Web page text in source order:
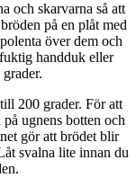
och skarvarna så att
på en plåt med
över dem och
handduk eller
200 grader. För att
ugnens botten och
gör att brödet blir
svalna lite innan du